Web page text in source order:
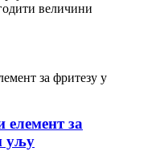
величини
елемент за
уљу